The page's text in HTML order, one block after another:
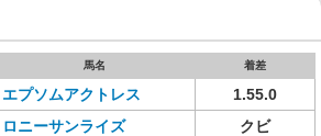
馬名 着差
エプソムアクトレス
1.55.0
ロニーサンライズ
クビ